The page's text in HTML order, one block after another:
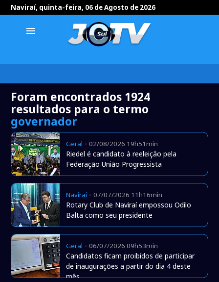
Naviraí, quinta-feira, 06 de Agosto de 2026
menu
Foram encontrados 1924
resultados para o termo
governador
Geral -02/08/2026 19h51min
Riedel é candidato à reeleição pela
Federação União Progressista
Naviraí-07/07/2026 11h16min
Rotary Club de Naviraí empossou Odilo
Balta como seu presidente
Geral -06/07/2026 09h53min
Candidatos ficam proibidos de participar
de inaugurações a partir do dia 4 deste
mês